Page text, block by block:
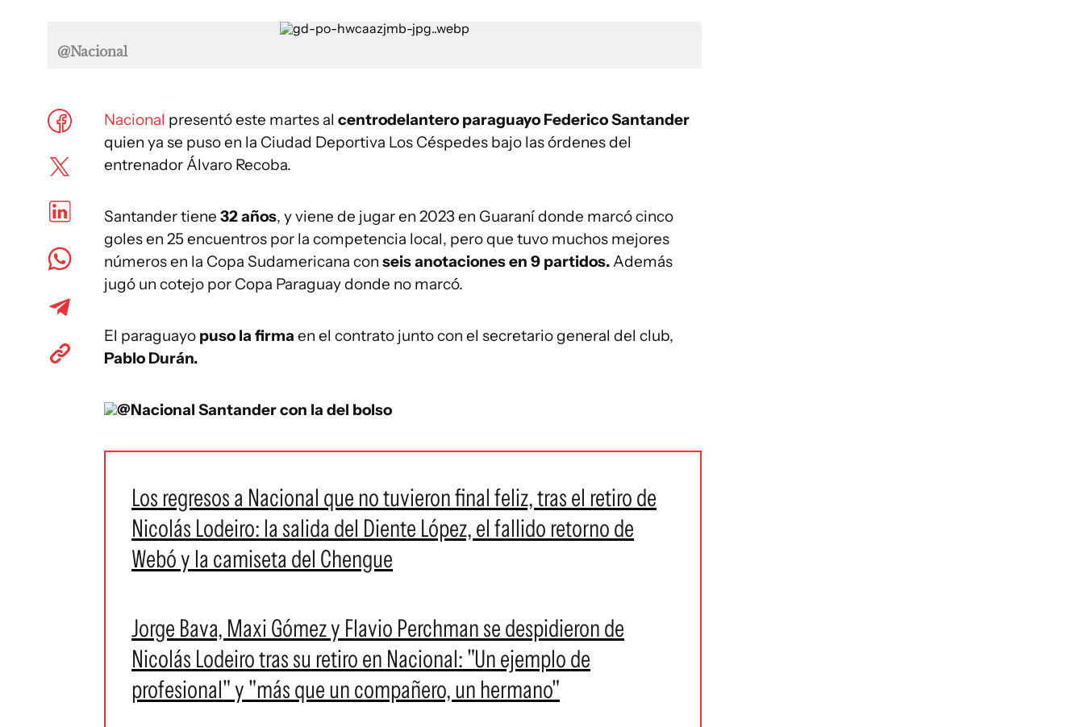
@Nacional
Nacional presentó este martes al centrodelantero paraguayo Federico Santander
quien ya se puso en la Ciudad Deportiva Los Céspedes bajo las órdenes del
entrenador Álvaro Recoba.
Santander tiene 32 años, y viene de jugar en 2023 en Guaraní donde marcó cinco
goles en 25 encuentros por la competencia local, pero que tuvo muchos mejores
números en la Copa Sudamericana con seis anotaciones en 9 partidos.Además
jugó un cotejo por Copa Paraguay donde no marcó.
El paraguayo puso la firma en el contrato junto con el secretario general del club,
Pablo Durán.
@Nacional Santander con la del bolso
Los regresos a Nacional que no tuvieron final feliz, tras el retiro de
Nicolás Lodeiro: la salida del Diente López, el fallido retorno de
Webó y la camiseta del Chengue
Jorge Bava, Maxi Gómez y Flavio Perchman se despidieron de
Nicolás Lodeiro tras su retiro en Nacional: "Un ejemplo de
profesional" y "más que un compañero, un hermano"